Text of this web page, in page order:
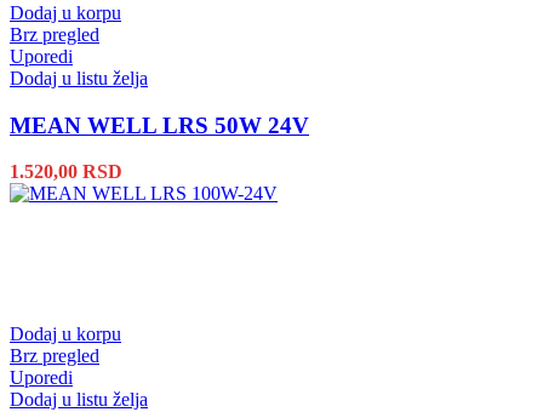
Dodaj u korpu
Brz pregled
Uporedi
Dodaj u listu želja
MEAN WELL LRS 50W 24V
1.520,00 RSD
Dodaj u korpu
Brz pregled
Uporedi
Dodaj u listu želja